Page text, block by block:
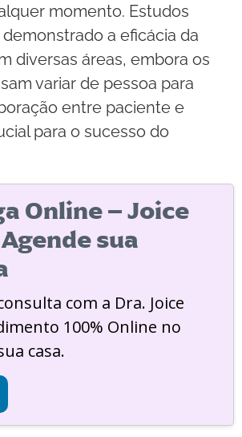
momento. Estudos
a eficácia da
diversas áreas, embora os
variar de pessoa para
entre paciente e
para o sucesso do
Online – Joice
sua
com a Dra. Joice
100% Online no
casa.